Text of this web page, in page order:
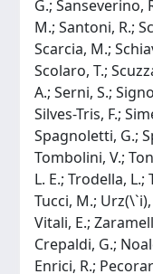
G.; Sanseverino,
M.; Santoni, R.;
Scarcia, M.;
Scolaro, T.;
A.; Serni, S.;
Silves-Tris, F.;
Spagnoletti, G.;
Tombolini, V.;
L. E.; Trodella,
Tucci, M.;
Vitali, E.;
Crepaldi, G.;
Enrici, R.;